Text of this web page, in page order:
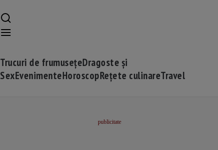
Trucuri de frumusețeDragoste și
SexEvenimenteHoroscopRețete culinareTravel